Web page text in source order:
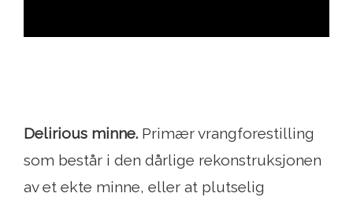
Delirious minne. Primær vrangforestilling
som består i den dårlige rekonstruksjonen
av et ekte minne, eller at plutselig